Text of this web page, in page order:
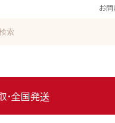
お問
・全国発送